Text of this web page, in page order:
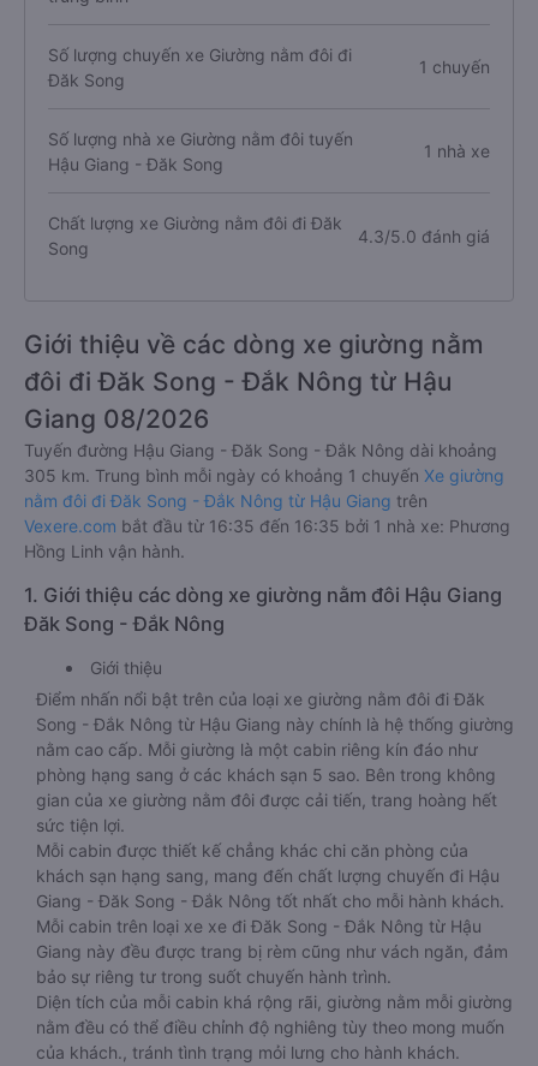
Số lượng chuyến xe Giường nằm đôi đi
Đăk Song
1 chuyến
Số lượng nhà xe Giường nằm đôi tuyến
Hậu Giang - Đăk Song
1 nhà xe
Chất lượng xe Giường nằm đôi đi Đăk
Song
4.3/5.0 đánh giá
Giới thiệu về các dòng xe giường nằm
đôi đi Đăk Song - Đắk Nông từ Hậu
Giang 08/2026
Tuyến đường Hậu Giang - Đăk Song - Đắk Nông dài khoảng
305 km. Trung bình mỗi ngày có khoảng 1 chuyến Xe giường
nằm đôi đi Đăk Song - Đắk Nông từ Hậu Giang trên
Vexere.com bắt đầu từ 16:35 đến 16:35 bởi 1 nhà xe: Phương
Hồng Linh vận hành.
1. Giới thiệu các dòng xe giường nằm đôi Hậu Giang
Đăk Song - Đắk Nông
Giới thiệu
Điểm nhấn nổi bật trên của loại xe giường nằm đôi đi Đăk
Song - Đắk Nông từ Hậu Giang này chính là hệ thống giường
nằm cao cấp. Mỗi giường là một cabin riêng kín đáo như
phòng hạng sang ở các khách sạn 5 sao. Bên trong không
gian của xe giường nằm đôi được cải tiến, trang hoàng hết
sức tiện lợi.
Mỗi cabin được thiết kế chẳng khác chi căn phòng của
khách sạn hạng sang, mang đến chất lượng chuyến đi Hậu
Giang - Đăk Song - Đắk Nông tốt nhất cho mỗi hành khách.
Mỗi cabin trên loại xe xe đi Đăk Song - Đắk Nông từ Hậu
Giang này đều được trang bị rèm cũng như vách ngăn, đảm
bảo sự riêng tư trong suốt chuyến hành trình.
Diện tích của mỗi cabin khá rộng rãi, giường nằm mỗi giường
nằm đều có thể điều chỉnh độ nghiêng tùy theo mong muốn
của khách., tránh tình trạng mỏi lưng cho hành khách.